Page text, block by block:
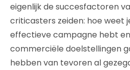
eigenlijk de succesfactoren
criticasters zeiden: hoe weet
effectieve campagne hebt
commerciële doelstellingen
hebben van tevoren al